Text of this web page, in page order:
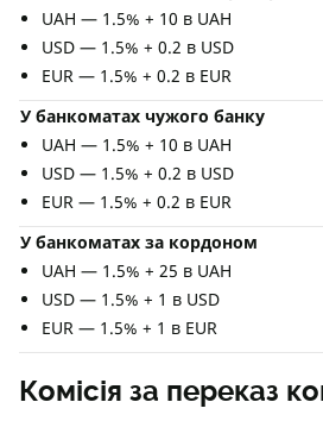
UAH — 1.5% + 10 в UAH
USD — 1.5% + 0.2 в USD
EUR — 1.5% + 0.2 в EUR
У банкоматах чужого банку
UAH — 1.5% + 10 в UAH
USD — 1.5% + 0.2 в USD
EUR — 1.5% + 0.2 в EUR
У банкоматах за кордоном
UAH — 1.5% + 25 в UAH
USD — 1.5% + 1 в USD
EUR — 1.5% + 1 в EUR
Комісія за переказ